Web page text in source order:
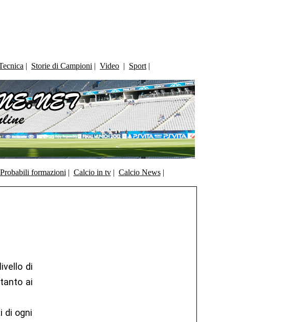
| Storie di Campioni | Video | Sport |
Probabili formazioni | Calcio in tv| Calcio News|
di
ai
di ogni